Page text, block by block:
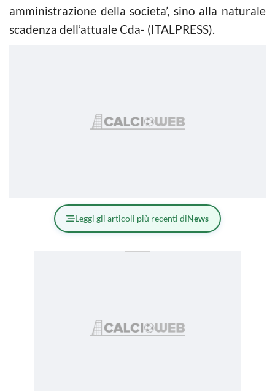
amministrazione della societa’, sino alla naturale
scadenza dell’attuale Cda- (ITALPRESS).
Leggi gli articoli più recenti diNews